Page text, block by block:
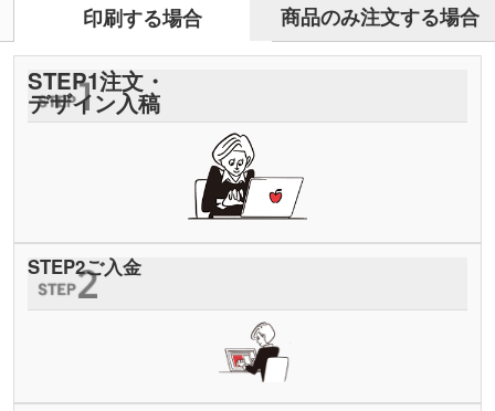
印刷する場合 商品のみ注文する場合
STEP1注文・
デザイン入稿
STEP2ご入金